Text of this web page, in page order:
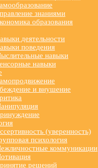
знаниями
образования
деятельности
поведения
навыки
навыки
и внушение
(уверенность)
психология
коммуникации
решений